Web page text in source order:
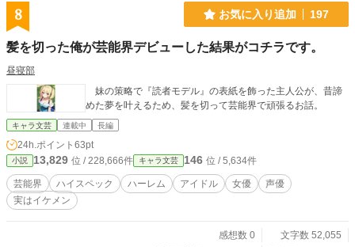
8 お気に入り追加 197
髪を切った俺が芸能界デビューした結果がコチラです。
昼寝部
妹の策略で『読者モデル』の表紙を飾った主人公が、昔諦
めた夢を叶えるため、髪を切って芸能界で頑張るお話。
キャラ文芸 連載中 長編
24h.ポイント 63pt
小説 13,829 位 / 228,666件 キャラ文芸 146 位 / 5,634件
芸能界 ハイスペック ハーレム アイドル 女優
声優
実はイケメン
感想数 0
文字数 52,055